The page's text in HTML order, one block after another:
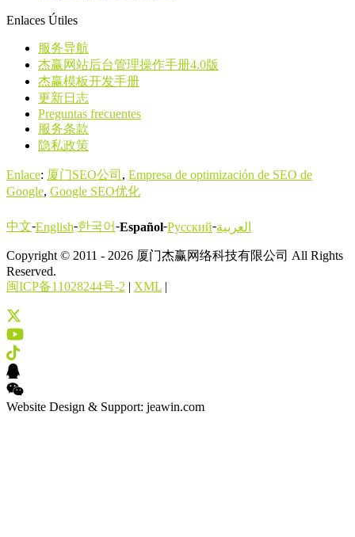
Enlaces Útiles
服务导航
杰赢网站后台管理操作手册4.0版
杰赢模板开发手册
更新日志
Preguntas frecuentes
服务条款
隐私政策
Enlace: 厦门SEO公司 , Empresa de optimización de SEO de
Google, Google SEO优化
中文-English-한국어-Español-Русский-العربية
Copyright © 2011 - 2026 厦门杰赢网络科技有限公司 All Rights
Reserved.
闽ICP备11028244号-2 | XML |
Website Design & Support: jeawin.com